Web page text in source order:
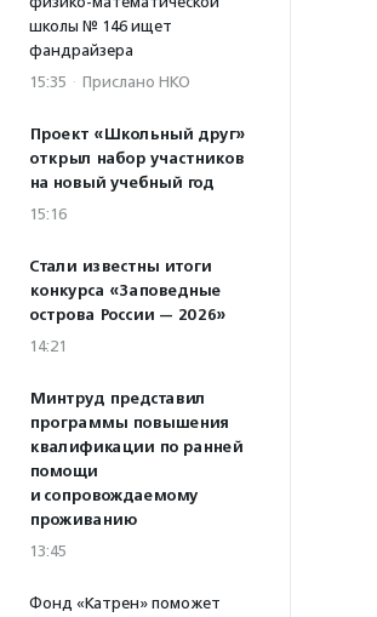
школы № 146 ищет
фандрайзера
15:35 · Прислано НКО
Проект «Школьный друг»
открыл набор участников
на новый учебный год
15:16
Стали известны итоги
конкурса «Заповедные
острова России — 2026»
14:21
Минтруд представил
программы повышения
квалификации по ранней
помощи
и сопровождаемому
проживанию
13:45
Фонд «Катрен» поможет